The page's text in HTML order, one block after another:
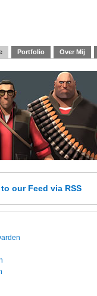
Portfolio Over Mij
to our Feed via RSS